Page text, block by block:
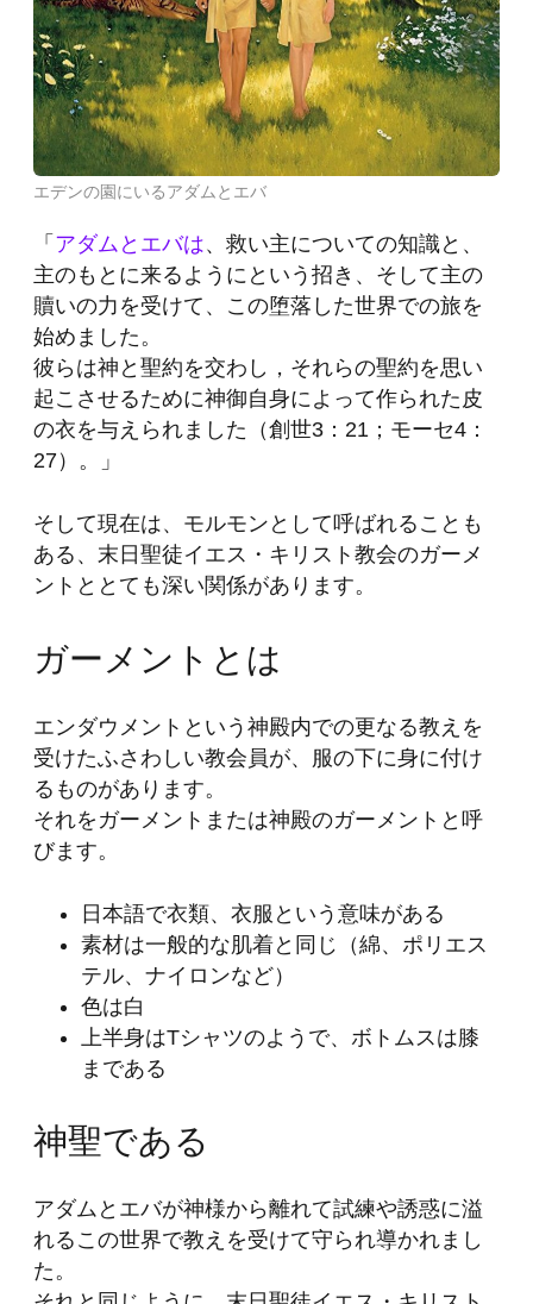
エデンの園にいるアダムとエバ
「 アダムとエバは、救い主についての知識と、
主のもとに来るようにという招き、そして主の
贖いの力を受けて、この堕落した世界での旅を
始めました。
彼らは神と聖約を交わし，それらの聖約を思い
起こさせるために神御自身によって作られた皮
の衣を与えられました（創世3：21；モーセ4：
27）。」
そして現在は、モルモンとして呼ばれることも
ある、 末日聖徒イエス・キリスト教会のガーメ
ントととても深い関係があります。
ガーメントとは
エンダウメントという神殿内での更なる教えを
受けたふさわしい教会員が、服の下に身に付け
るものがあります。
それをガーメントまたは神殿のガーメントと呼
びます。
日本語で衣類、衣服という意味がある
素材は一般的な肌着と同じ（綿、ポリエス
テル、ナイロンなど）
色は白
上半身はTシャツのようで、ボトムスは膝
まである
神聖である
アダムとエバが神様から離れて試練や誘惑に溢
れるこの世界で教えを受けて守られ導かれまし
た。